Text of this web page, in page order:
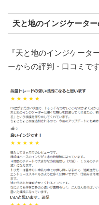
天と地のインジケータ
『天と地のインジケータ
ーからの評判・口コミです